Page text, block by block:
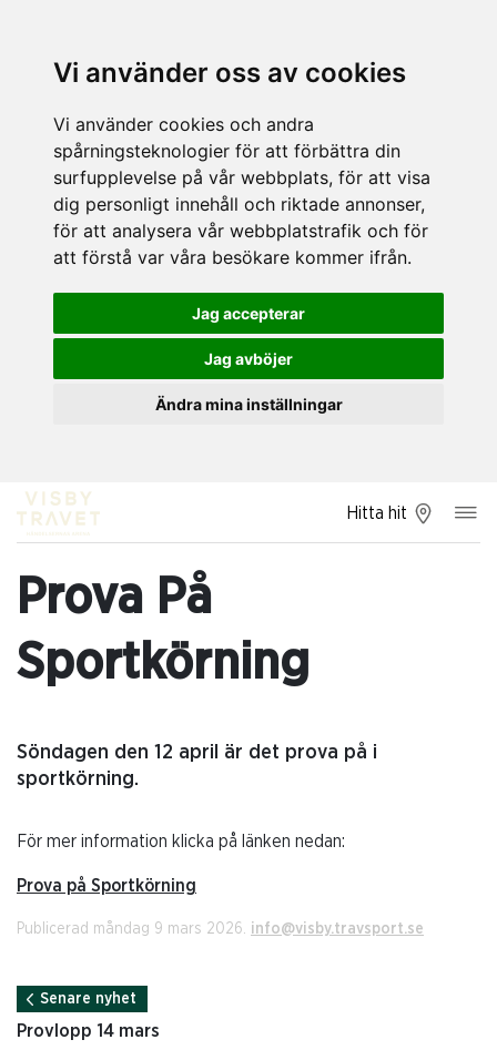
Vi använder oss av cookies
Vi använder cookies och andra
spårningsteknologier för att förbättra din
surfupplevelse på vår webbplats, för att visa
dig personligt innehåll och riktade annonser,
för att analysera vår webbplatstrafik och för
att förstå var våra besökare kommer ifrån.
Jag accepterar
Jag avböjer
Ändra mina inställningar
Hitta hit
Prova På
Sportkörning
Söndagen den 12 april är det prova på i
sportkörning.
För mer information klicka på länken nedan:
Prova på Sportkörning
Publicerad måndag 9 mars 2026. info@visby.travsport.se
Senare nyhet
Provlopp 14 mars